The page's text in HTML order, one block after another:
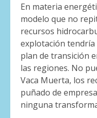
En materia
modelo que no
recursos
explotación
plan de transición
las regiones. No
Vaca Muerta, los
puñado de
ninguna